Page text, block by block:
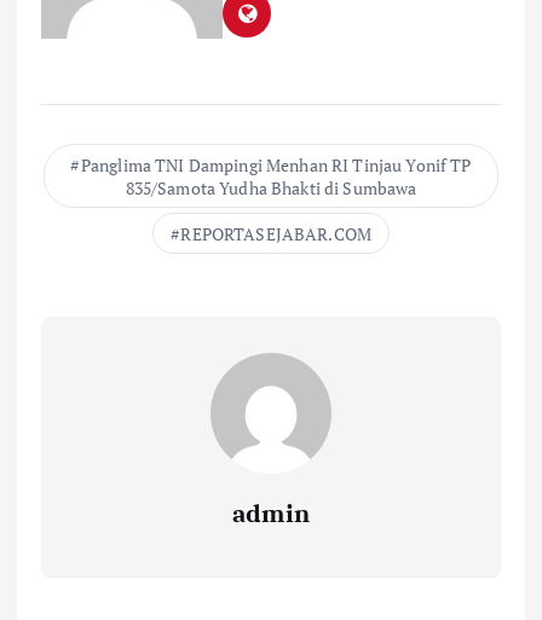
Panglima TNI Dampingi Menhan RI Tinjau Yonif TP
835/Samota Yudha Bhakti di Sumbawa
REPORTASEJABAR.COM
admin